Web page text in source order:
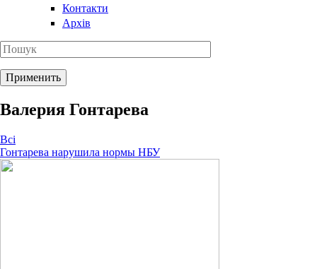
Контакти
Архів
Валерия Гонтарева
Всі
Гонтарева нарушила нормы НБУ